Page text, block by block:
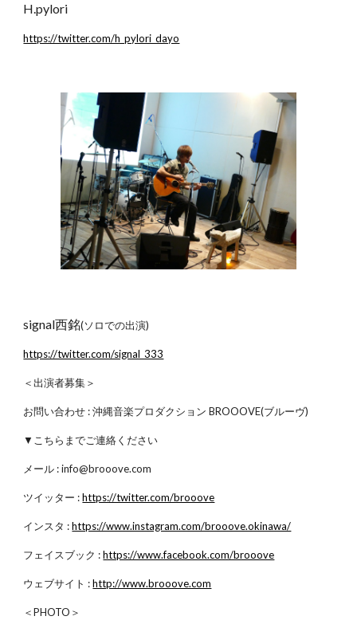
H.pylori
https://twitter.com/h_pylori_dayo
signal西銘(ソロでの出演)
https://twitter.com/signal_333
＜出演者募集＞
お問い合わせ : 沖縄音楽プロダクション BROOOVE(ブルーヴ)
▼こちらまでご連絡ください
メール : info@brooove.com
ツイッター :https://twitter.com/brooove
インスタ :https://www.instagram.com/brooove.okinawa/
フェイスブック :https://www.facebook.com/brooove
ウェブサイト :http://www.brooove.com
＜PHOTO＞